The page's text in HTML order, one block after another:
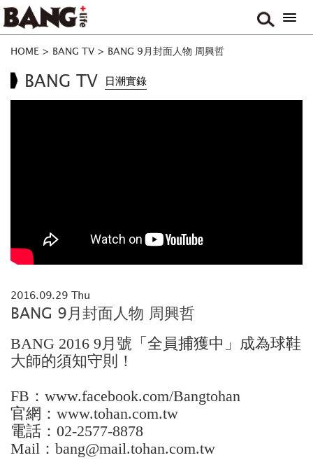
HOME > BANG TV > BANG 9月封面人物 周興哲
BANG TV 日潮實錄
2016.09.29 Thu
BANG 9月封面人物 周興哲
BANG 2016 9月號「全員捕獲中」成為球鞋
大師的須知守則！
FB：www.facebook.com/Bangtohan
官網：www.tohan.com.tw
電話：02-2577-8878
Mail：bang@mail.tohan.com.tw